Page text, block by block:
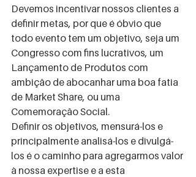
Devemos incentivar nossos clientes a
definir metas, por que é óbvio que
todo evento tem um objetivo, seja um
Congresso com fins lucrativos, um
Lançamento de Produtos com
ambição de abocanhar uma boa fatia
de Market Share, ou uma
Comemoração Social.
Definir os objetivos, mensurá-los e
principalmente analisá-los e divulgá-
los é o caminho para agregarmos valor
à nossa expertise e a esta